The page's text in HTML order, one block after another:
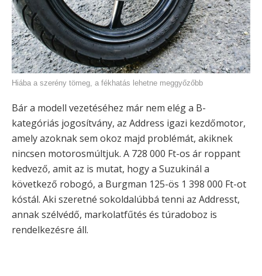
Hiába a szerény tömeg, a fékhatás lehetne meggyőzőbb
Bár a modell vezetéséhez már nem elég a B-
kategóriás jogosítvány, az Address igazi kezdőmotor,
amely azoknak sem okoz majd problémát, akiknek
nincsen motorosmúltjuk. A 728 000 Ft-os ár roppant
kedvező, amit az is mutat, hogy a Suzukinál a
következő robogó, a Burgman 125-ös 1 398 000 Ft-ot
kóstál. Aki szeretné sokoldalúbbá tenni az Addresst,
annak szélvédő, markolatfűtés és túradoboz is
rendelkezésre áll.